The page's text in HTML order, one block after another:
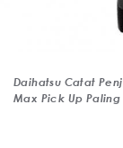
Daihatsu Catat
Max Pick Up